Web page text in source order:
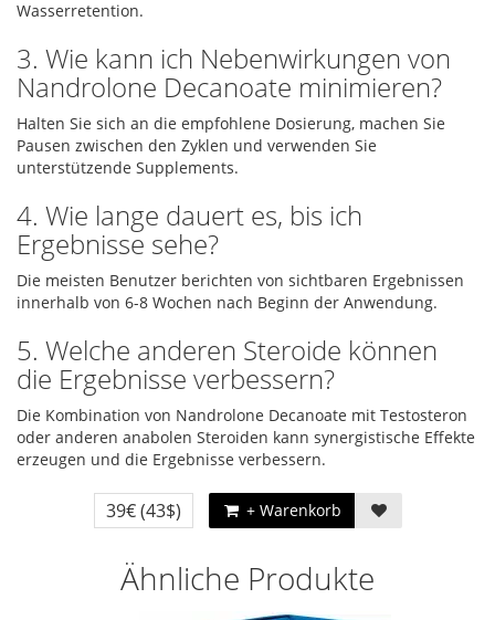
Wasserretention.
3. Wie kann ich Nebenwirkungen von
Nandrolone Decanoate minimieren?
Halten Sie sich an die empfohlene Dosierung, machen Sie
Pausen zwischen den Zyklen und verwenden Sie
unterstützende Supplements.
4. Wie lange dauert es, bis ich
Ergebnisse sehe?
Die meisten Benutzer berichten von sichtbaren Ergebnissen
innerhalb von 6-8 Wochen nach Beginn der Anwendung.
5. Welche anderen Steroide können
die Ergebnisse verbessern?
Die Kombination von Nandrolone Decanoate mit Testosteron
oder anderen anabolen Steroiden kann synergistische Effekte
erzeugen und die Ergebnisse verbessern.
39€(43$) + Warenkorb
Ähnliche Produkte